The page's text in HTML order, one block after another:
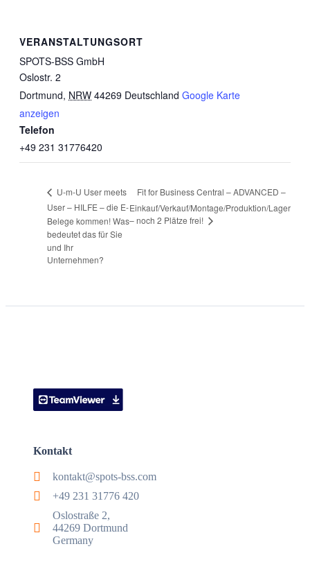
VERANSTALTUNGSORT
SPOTS-BSS GmbH
Oslostr. 2
Dortmund, NRW 44269 Deutschland Google Karte
anzeigen
Telefon
+49 231 31776420
U-m-U User meets
User – HILFE – die E-
Belege kommen! Was
bedeutet das für Sie
und Ihr
Unternehmen?
Fit for Business Central – ADVANCED –
Einkauf/Verkauf/Montage/Produktion/Lager
– noch 2 Plätze frei!
Kontakt
kontakt@spots-bss.com
+49 231 31776 420
Oslostraße 2,
44269 Dortmund
Germany